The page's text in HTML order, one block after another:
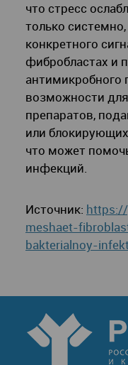
что стресс
только
конкретного
фибробластах и
антимикробного
возможности
препаратов,
или
что может
инфекций.
Источник:
meshaet-
bakterialnoy-